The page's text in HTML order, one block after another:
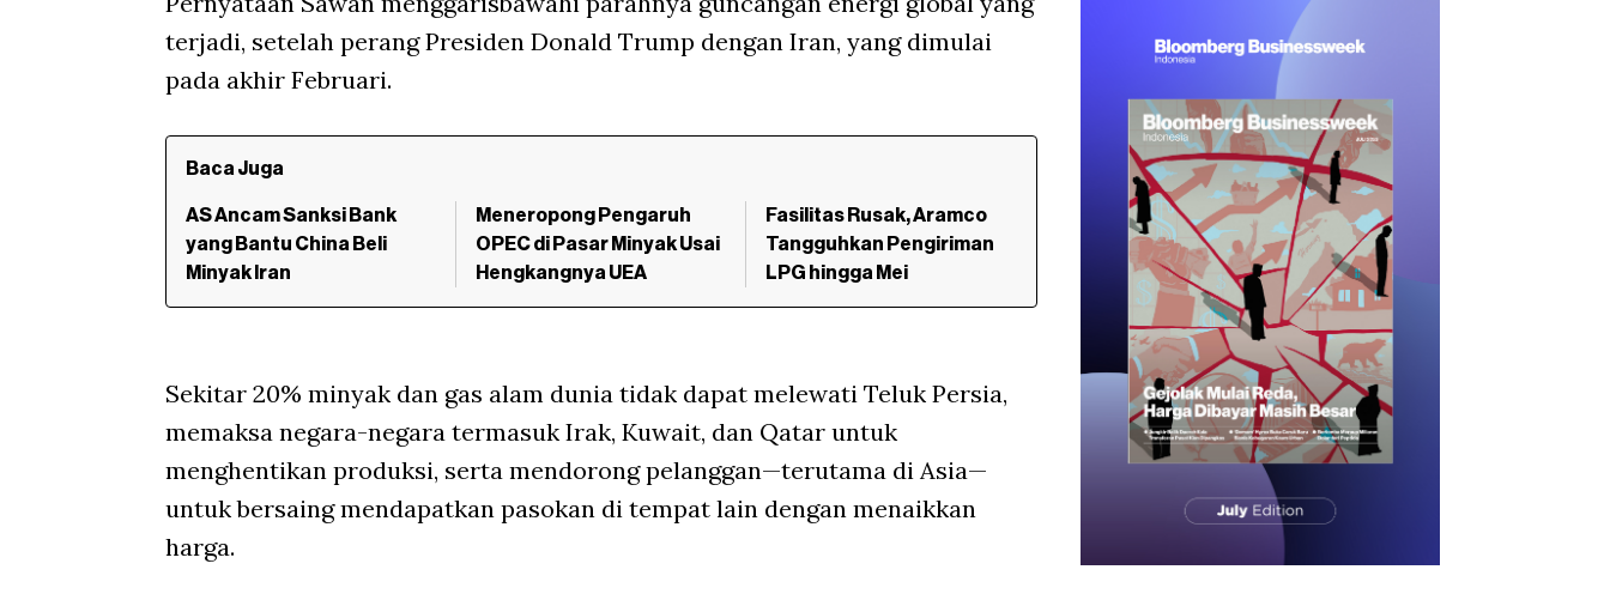
terjadi, setelah perang Presiden Donald Trump dengan Iran, yang dimulai
pada akhir Februari.
Baca Juga
AS Ancam Sanksi Bank
yang Bantu China Beli
Minyak Iran
Meneropong Pengaruh
OPEC di Pasar Minyak Usai
Hengkangnya UEA
Fasilitas Rusak, Aramco
Tangguhkan Pengiriman
LPG hingga Mei
Sekitar 20% minyak dan gas alam dunia tidak dapat melewati Teluk Persia,
memaksa negara-negara termasuk Irak, Kuwait, dan Qatar untuk
menghentikan produksi, serta mendorong pelanggan—terutama di Asia—
untuk bersaing mendapatkan pasokan di tempat lain dengan menaikkan
harga.